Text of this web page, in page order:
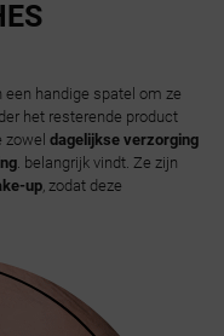
een handige spatel om ze
het resterende product
dagelijkse verzorging
. belangrijk vindt. Ze zijn
up, zodat deze